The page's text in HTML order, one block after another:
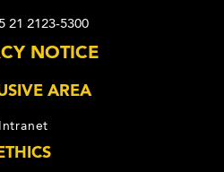
21 2123-5300
NOTICE
AREA
Intranet